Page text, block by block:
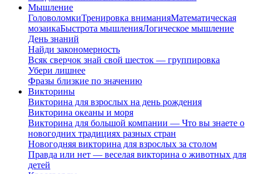
Мышление
ГоловоломкиТренировка вниманияМатематическая
мозаикаБыстрота мышленияЛогическое мышление
День знаний
Найди закономерность
Всяк сверчок знай свой шесток — группировка
Убери лишнее
Фразы близкие по значению
Викторины
Викторина для взрослых на день рождения
Викторина океаны и моря
Викторина для большой компании — Что вы знаете о
новогодних традициях разных стран
Новогодняя викторина для взрослых за столом
Правда или нет — веселая викторина о животных для
детей